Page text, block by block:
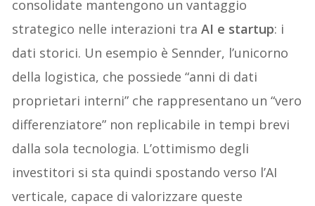
consolidate mantengono un vantaggio
strategico nelle interazioni traAI e startup: i
dati storici. Un esempio è Sennder, l’unicorno
della logistica, che possiede “anni di dati
proprietari interni” che rappresentano un “vero
differenziatore” non replicabile in tempi brevi
dalla sola tecnologia. L’ottimismo degli
investitori si sta quindi spostando verso l’AI
verticale, capace di valorizzare queste